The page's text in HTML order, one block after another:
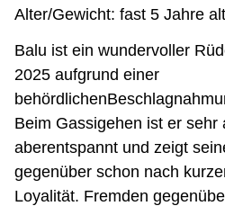
Alter/Gewicht: fast 5 Jahre
Balu ist ein wundervoller
2025 aufgrund einer
Beim Gassigehen ist er sehr
aberentspannt und zeigt
gegenüber schon nach
Loyalität. Fremden